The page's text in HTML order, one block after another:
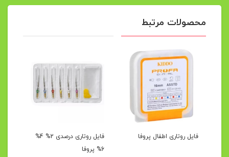
محصولات مرتبط
فایل روتاری اطفال پروفا
فایل روتاری درصدی 2% 4%
6% پروفا